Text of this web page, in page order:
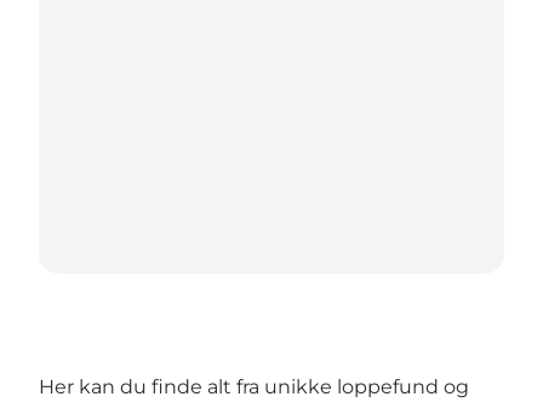
Her kan du finde alt fra unikke loppefund og